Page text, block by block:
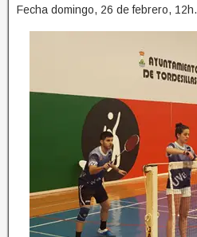
Fecha domingo, 26 de febrero, 12h.